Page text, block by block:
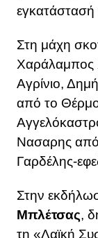
Στη μάχη
Χαράλαμπος
Αγρίνιο,
από το
Νασαρης από
Γαρδέλης-
Στην
Μπλέτσας,
τη «Λαϊκή